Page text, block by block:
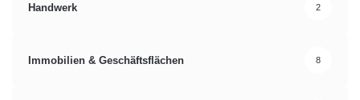
Handwerk 2
Immobilien & Geschäftsflächen 8